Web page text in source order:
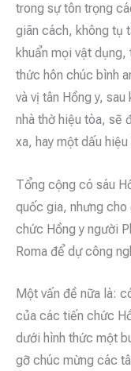
trong sự tôn trọng
giãn cách, không tụ
khuẩn mọi vật dụng,
thức hôn chúc bình
và vị tân Hồng y,
nhà thờ hiệu tòa, sẽ
xa, hay một dấu
Tổng cộng có sáu
quốc gia, nhưng
chức Hồng y người
Roma để dự công
Một vấn đề nữa là:
của các tiến chức
dưới hình thức một
gỡ chúc mừng các